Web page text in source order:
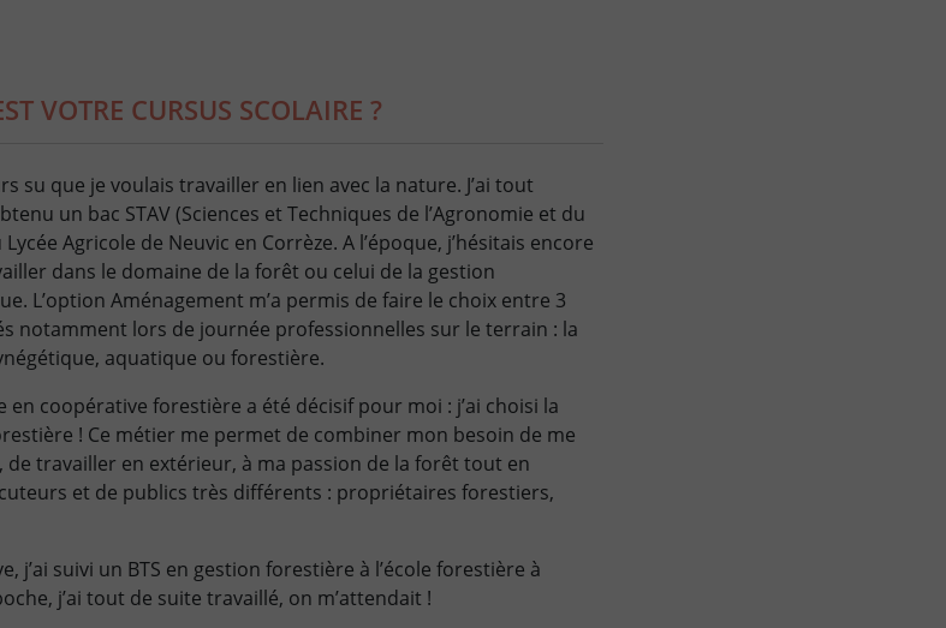
VOTRE CURSUS SCOLAIRE ?
su que je voulais travailler en lien avec la nature. J’ai tout
un bac STAV (Sciences et Techniques de l’Agronomie et du
Agricole de Neuvic en Corrèze. A l’époque, j’hésitais encore
dans le domaine de la forêt ou celui de la gestion
L’option Aménagement m’a permis de faire le choix entre 3
notamment lors de journée professionnelles sur le terrain : la
aquatique ou forestière.
en coopérative forestière a été décisif pour moi : j’ai choisi la
! Ce métier me permet de combiner mon besoin de me
de travailler en extérieur, à ma passion de la forêt tout en
et de publics très différents : propriétaires forestiers,
j’ai suivi un BTS en gestion forestière à l’école forestière à
j’ai tout de suite travaillé, on m’attendait !